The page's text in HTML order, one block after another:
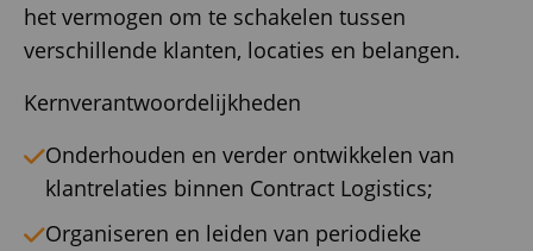
het vermogen om te schakelen tussen
verschillende klanten, locaties en belangen.
Kernverantwoordelijkheden
Onderhouden en verder ontwikkelen van
klantrelaties binnen Contract Logistics;
Organiseren en leiden van periodieke